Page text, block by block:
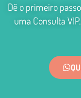
Dê o primeiro
uma Consulta